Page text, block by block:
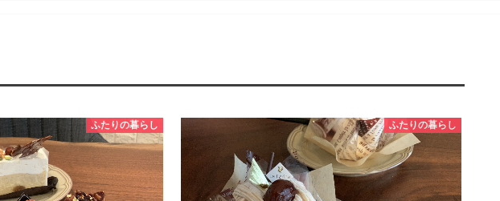
ふたりの暮らし ふたりの暮らし